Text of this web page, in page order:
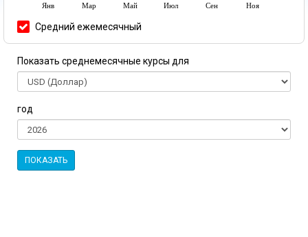
Янв Мар Май Июл Сен Ноя
Средний ежемесячный
Показать среднемесячные курсы для
год
ПОКАЗАТЬ